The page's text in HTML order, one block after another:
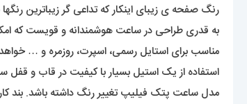
رنگ صفحه ی زیبای اینکار که تداعی گر
به قدری طراحی در ساعت هوشمندانه و قویست که
مناسب برای استایل رسمی، اسپرت، روزمره و …
استفاده از یک استیل بسیار با کیفیت در قاب و
مدل ساعت پتک فیلیپ تغییر رنگ داشته باشد. بند